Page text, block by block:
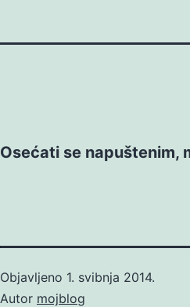
Osećati se napuštenim,
Objavljeno 1. svibnja 2014.
Autor mojblog